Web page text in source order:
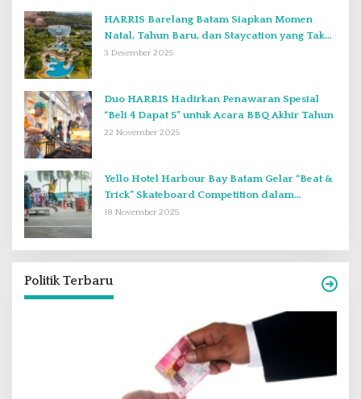
HARRIS Barelang Batam Siapkan Momen
Natal, Tahun Baru, dan Staycation yang Tak
Terlupakan di Desember 2025
3 Desember 2025
Duo HARRIS Hadirkan Penawaran Spesial
“Beli 4 Dapat 5” untuk Acara BBQ Akhir Tahun
22 November 2025
Yello Hotel Harbour Bay Batam Gelar “Beat &
Trick” Skateboard Competition dalam
Perayaan Anniversary ke-2
18 November 2025
Politik Terbaru